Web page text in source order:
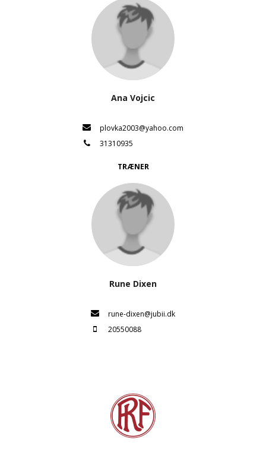
Ana Vojcic
plovka2003@yahoo.com
31310935
TRÆNER
Rune Dixen
rune-dixen@jubii.dk
20550088